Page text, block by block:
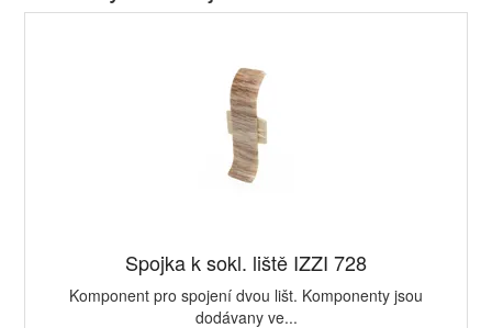
Spojka k sokl. liště IZZI 728
Komponent pro spojení dvou lišt. Komponenty jsou
dodávany ve...